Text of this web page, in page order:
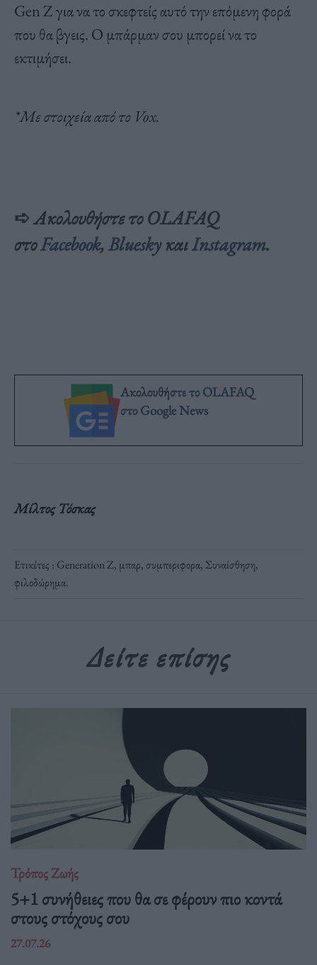
Gen Z για να το σκεφτείς αυτό την επόμενη φορά
που θα βγεις. Ο μπάρμαν σου μπορεί να το
εκτιμήσει.
*Με στοιχεία από το Vox.
➪Ακολουθήστε το OLAFAQ
στοFacebook, Bluesky καιInstagram.
Ακολουθήστε το OLAFAQ
στο Google News
Μίλτος Τόσκας
Ετικέτες : Generation Z, μπαρ,συμπεριφορα, Συναίσθηση,
φιλοδώρημα.
Δείτε επίσης
Τρόπος Ζωής
5+1 συνήθειες που θα σε φέρουν πιο κοντά
στους στόχους σου
27.07.26